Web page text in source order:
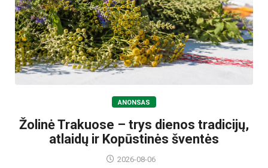
ANONSAS
Žolinė Trakuose – trys dienos tradicijų,
atlaidų ir Kopūstinės šventės
2026-08-06